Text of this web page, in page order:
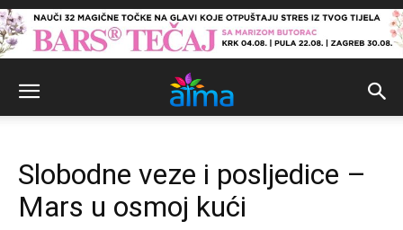
Slobodne veze i posljedice –
Mars u osmoj kući